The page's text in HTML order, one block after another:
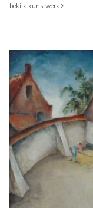
bekijk kunstwerk